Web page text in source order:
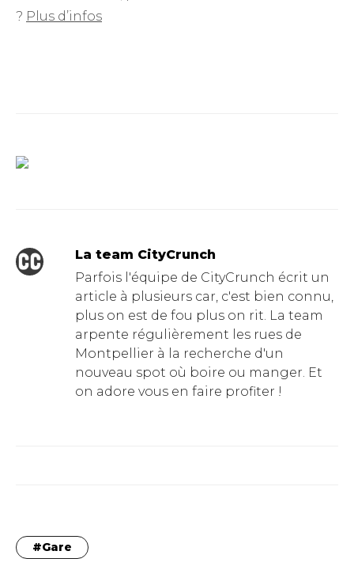
? Plus d’infos
La team CityCrunch
Parfois l'équipe de CityCrunch écrit un
article à plusieurs car, c'est bien connu,
plus on est de fou plus on rit. La team
arpente régulièrement les rues de
Montpellier à la recherche d'un
nouveau spot où boire ou manger. Et
on adore vous en faire profiter !
Gare